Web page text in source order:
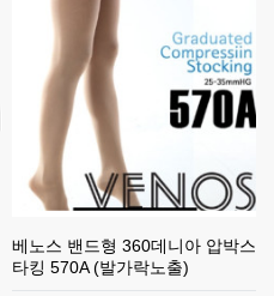
베노스 밴드형 360데니아 압박스
타킹 570A (발가락노출)